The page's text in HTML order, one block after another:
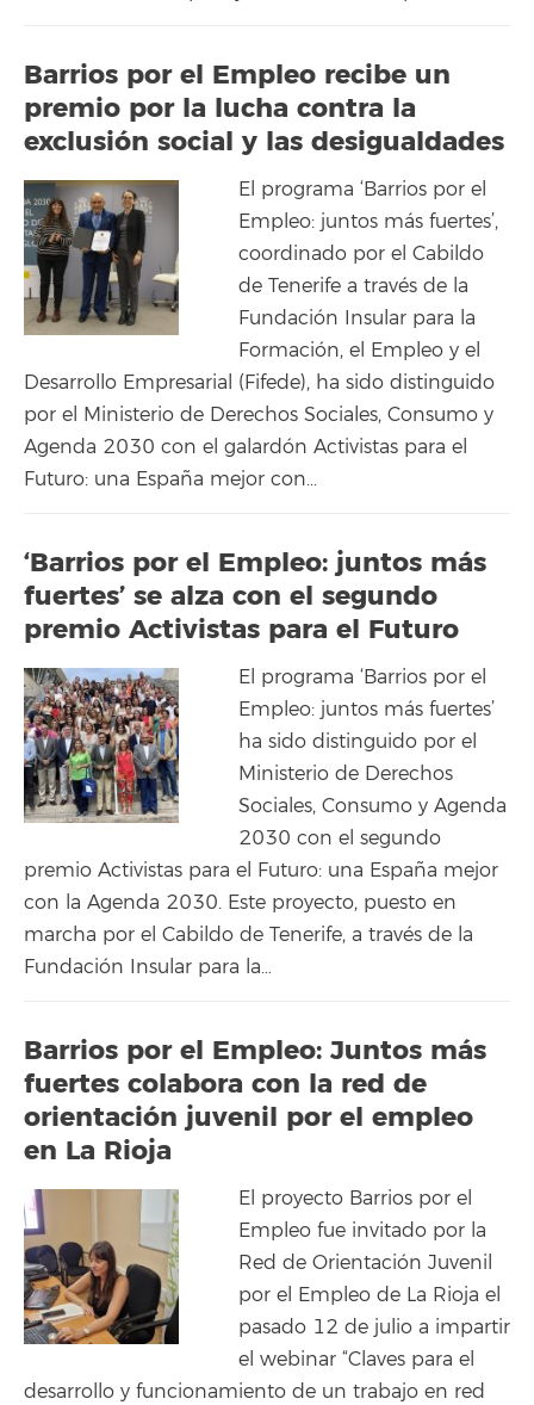
Barrios por el Empleo recibe un
premio por la lucha contra la
exclusión social y las desigualdades
El programa ‘Barrios por el
Empleo: juntos más fuertes’,
coordinado por el Cabildo
de Tenerife a través de la
Fundación Insular para la
Formación, el Empleo y el
Desarrollo Empresarial (Fifede), ha sido distinguido
por el Ministerio de Derechos Sociales, Consumo y
Agenda 2030 con el galardón Activistas para el
Futuro: una España mejor con…
‘Barrios por el Empleo: juntos más
fuertes’ se alza con el segundo
premio Activistas para el Futuro
El programa ‘Barrios por el
Empleo: juntos más fuertes’
ha sido distinguido por el
Ministerio de Derechos
Sociales, Consumo y Agenda
2030 con el segundo
premio Activistas para el Futuro: una España mejor
con la Agenda 2030. Este proyecto, puesto en
marcha por el Cabildo de Tenerife, a través de la
Fundación Insular para la…
Barrios por el Empleo: Juntos más
fuertes colabora con la red de
orientación juvenil por el empleo
en La Rioja
El proyecto Barrios por el
Empleo fue invitado por la
Red de Orientación Juvenil
por el Empleo de La Rioja el
pasado 12 de julio a impartir
el webinar “Claves para el
desarrollo y funcionamiento de un trabajo en red